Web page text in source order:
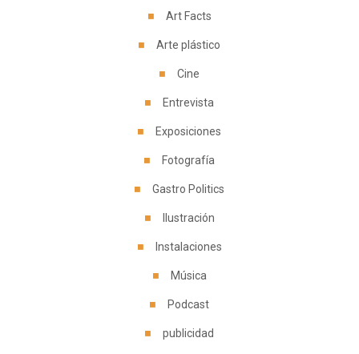
Art Facts
Arte plástico
Cine
Entrevista
Exposiciones
Fotografía
Gastro Politics
Ilustración
Instalaciones
Música
Podcast
publicidad